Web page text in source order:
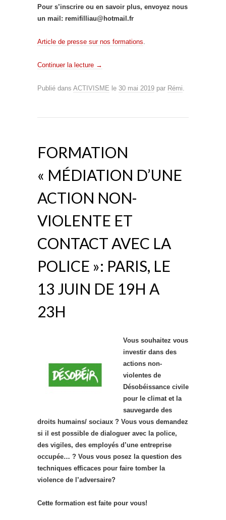
Pour s’inscrire ou en savoir plus, envoyez nous
un mail: remifilliau@hotmail.fr
Article de presse sur nos formations.
Continuer la lecture →
Publié dans ACTIVISME le 30 mai 2019 par Rémi.
FORMATION
« MÉDIATION D’UNE
ACTION NON-
VIOLENTE ET
CONTACT AVEC LA
POLICE »: PARIS, LE
13 JUIN DE 19H A
23H
Vous souhaitez vous
investir dans des
actions non-
violentes de
Désobéissance civile
pour le climat et la
sauvegarde des
droits humains/ sociaux ? Vous vous demandez
si il est possible de dialoguer avec la police,
des vigiles, des employés d’une entreprise
occupée… ? Vous vous posez la question des
techniques efficaces pour faire tomber la
violence de l’adversaire?
Cette formation est faite pour vous!